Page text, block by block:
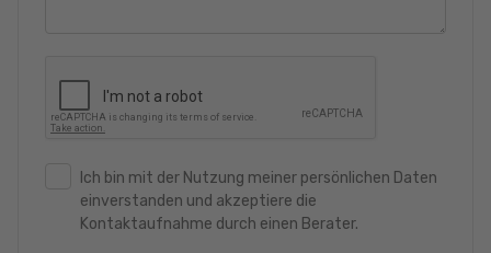
Ich bin mit der Nutzung meiner persönlichen Daten
einverstanden und akzeptiere die
Kontaktaufnahme durch einen Berater.